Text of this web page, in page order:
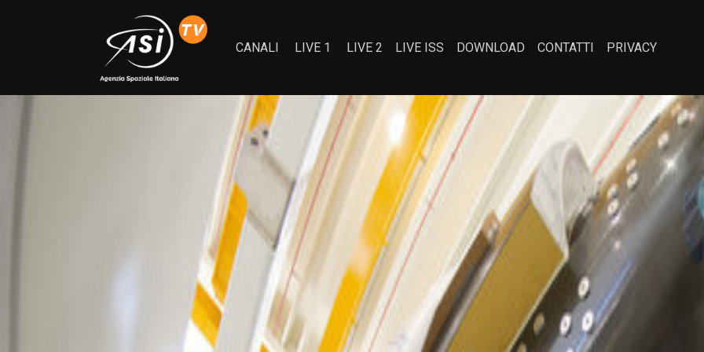
CANALI LIVE 1 LIVE 2 LIVE ISS DOWNLOAD CONTATTI PRIVACY